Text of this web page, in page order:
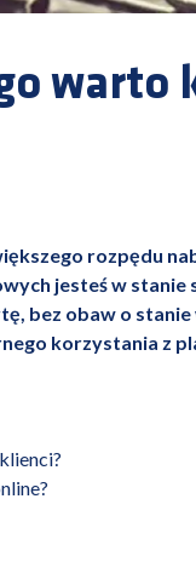
warto
rozpędu
jesteś w
bez obaw o
korzystania z